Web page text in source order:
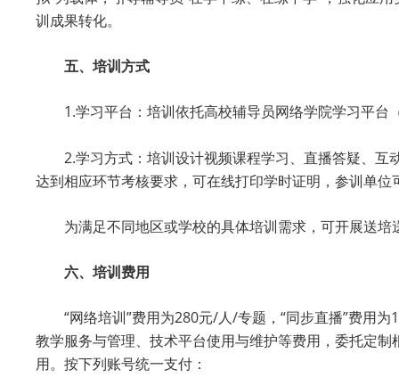
训成果转化。
五、培训方式
1.学习平台：培训依托高校辅导员网络学院学习平台
2.学习方式：培训设计视频课程学习、直播答疑、
达到相应环节考核要求，可在线打印学时证明，参训单
为满足不同地区或学校的具体培训需求，可开展送
六、培训费用
“网络培训”费用为280元/人/专题，“同步直播”费用
教学服务与管理、技术平台使用与维护等费用，委托定
用。按下列账号统一支付：